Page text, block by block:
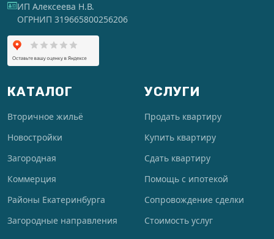
ИП Алексеева Н.В.
ОГРНИП 319665800256206
КАТАЛОГ
Вторичное жильё
Новостройки
Загородная
Коммерция
Районы Екатеринбурга
Загородные направления
УСЛУГИ
Продать квартиру
Купить квартиру
Сдать квартиру
Помощь с ипотекой
Сопровождение сделки
Стоимость услуг